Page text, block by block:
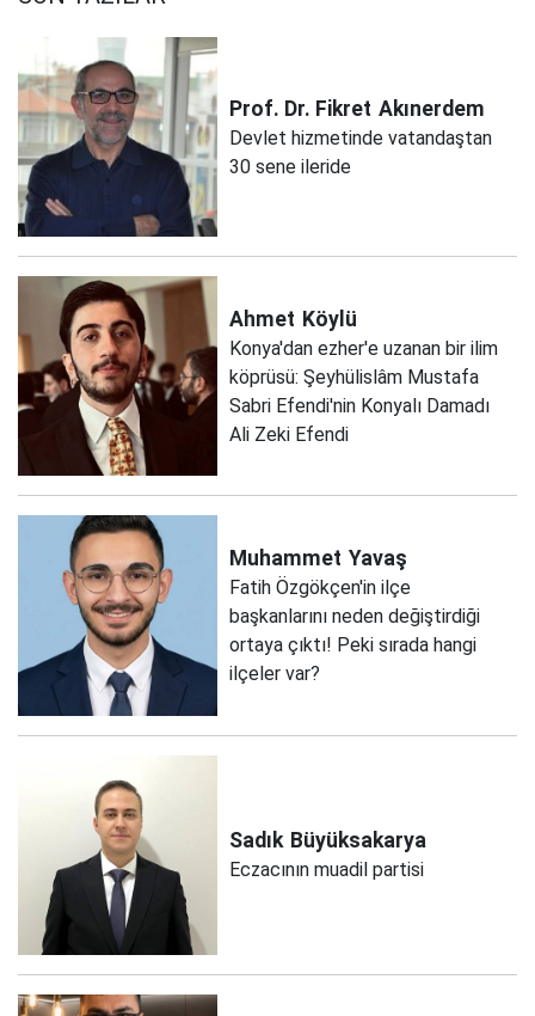
Prof. Dr. Fikret Akınerdem
Devlet hizmetinde vatandaştan
30 sene ileride
Ahmet Köylü
Konya'dan ezher'e uzanan bir ilim
köprüsü: Şeyhülislâm Mustafa
Sabri Efendi'nin Konyalı Damadı
Ali Zeki Efendi
Muhammet Yavaş
Fatih Özgökçen'in ilçe
başkanlarını neden değiştirdiği
ortaya çıktı! Peki sırada hangi
ilçeler var?
Sadık Büyüksakarya
Eczacının muadil partisi